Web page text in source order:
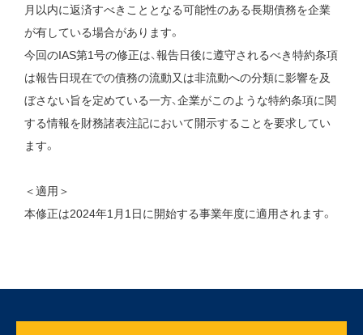
月以内に返済すべきこととなる可能性のある長期債務を企業
が有している場合があります。
今回のIAS第1号の修正は、報告日後に遵守されるべき特約条項
は報告日現在での債務の流動又は非流動への分類に影響を及
ぼさない旨を定めている一方、企業がこのような特約条項に関
する情報を財務諸表注記において開示することを要求してい
ます。
＜適用＞
本修正は2024年1月1日に開始する事業年度に適用されます。